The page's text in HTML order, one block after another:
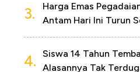
3.
Harga Emas
Antam Hari Ini Turun
4.
Siswa 14 Tahun
Alasannya Tak